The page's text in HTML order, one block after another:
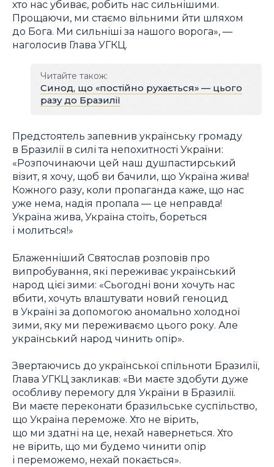
хто нас убиває, робить нас сильнішими.
Прощаючи, ми стаємо вільними йти шляхом
до Бога. Ми сильніші за нашого ворога», —
наголосив Глава УГКЦ.
Читайте також:
Синод, що «постійно рухається» — цього
разу до Бразилії
Предстоятель запевнив українську громаду
в Бразилії в силі та непохитності України:
«Розпочинаючи цей наш душпастирський
візит, я хочу, щоб ви бачили, що Україна жива!
Кожного разу, коли пропаганда каже, що нас
уже нема, надія пропала — це неправда!
Україна жива, Україна стоїть, бореться
і молиться!»
Блаженніший Святослав розповів про
випробування, які переживає український
народ цієї зими: «Сьогодні вони хочуть нас
вбити, хочуть влаштувати новий геноцид
в Україні за допомогою аномально холодної
зими, яку ми переживаємо цього року. Але
український народ чинить опір».
Звертаючись до української спільноти Бразилії,
Глава УГКЦ закликав: «Ви маєте здобути дуже
особливу перемогу для України в Бразилії.
Ви маєте переконати бразильське суспільство,
що Україна переможе. Хто не вірить,
що ми здатні на це, нехай навернеться. Хто
не вірить, що ми будемо чинити опір
і переможемо, нехай покається».